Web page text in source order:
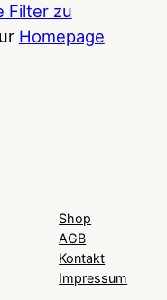
Filter zu
Homepage
Shop
AGB
Kontakt
Impressum